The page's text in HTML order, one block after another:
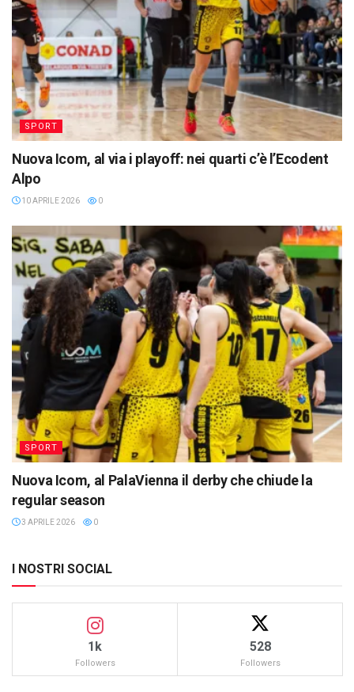
SPORT
Nuova Icom, al via i playoff: nei quarti c’è l’Ecodent
Alpo
10 APRILE 2026 0
SPORT
Nuova Icom, al PalaVienna il derby che chiude la
regular season
3 APRILE 2026 0
I NOSTRI SOCIAL
1k
Followers
528
Followers